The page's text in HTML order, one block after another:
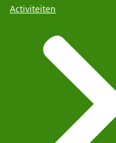
Activiteiten